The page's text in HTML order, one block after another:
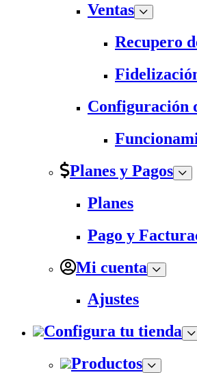
Ventas
Recupero
Configuración
Planes y Pagos
Planes
Pago y
Mi cuenta
Ajustes
Configura tu tienda
Productos